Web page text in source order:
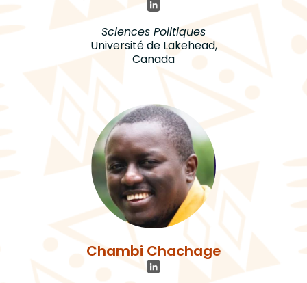
Sciences Politiques
Université de Lakehead,
Canada
Chambi Chachage